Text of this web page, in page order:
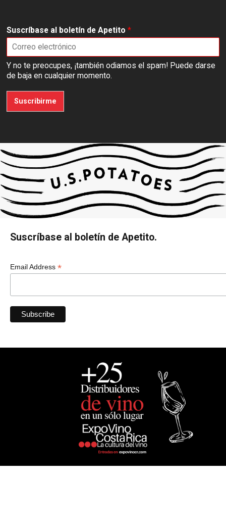
Suscríbase al boletín de Apetito *
Y no te preocupes, ¡también odiamos el spam! Puede darse
de baja en cualquier momento.
Suscribirme
Suscríbase al boletín de Apetito.
Email Address *